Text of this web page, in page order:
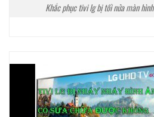
Khắc phục tivi lg bị tối nửa màn hình